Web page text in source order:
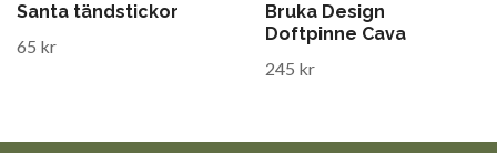
Santa tändstickor
65 kr
Bruka Design
Doftpinne Cava
245 kr